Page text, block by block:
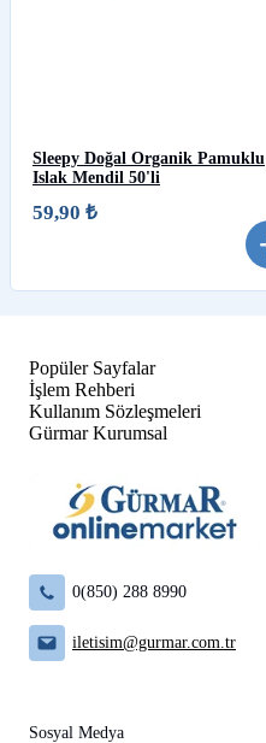
Sleepy Doğal Organik Pamuklu
Islak Mendil 50'li
59,90 ₺
Popüler Sayfalar
İşlem Rehberi
Kullanım Sözleşmeleri
Gürmar Kurumsal
0(850) 288 8990
iletisim@gurmar.com.tr
Sosyal Medya